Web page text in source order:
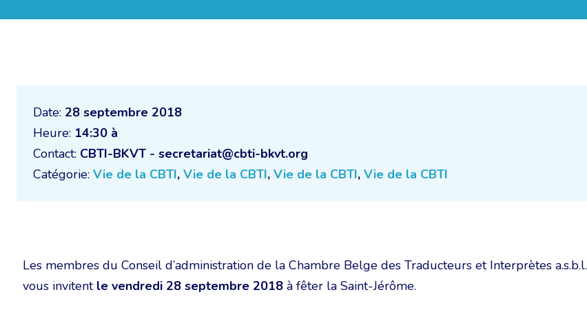
Date: 28 septembre 2018
Heure: 14:30 à
Contact: CBTI-BKVT - secretariat@cbti-bkvt.org
Catégorie: Vie de la CBTI, Vie de la CBTI, Vie de la CBTI, Vie de la CBTI
Les membres du Conseil d’administration de la Chambre Belge des Traducteurs et Interprètes a.s.b.l.
vous invitent le vendredi 28 septembre 2018 à fêter la Saint-Jérôme.